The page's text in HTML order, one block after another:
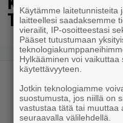
Tapio kiirehti
Käytämme laitetunnisteita
laitteellesi saadaksemme
vierailit, IP-osoitteestasi
Pääset tutustumaan
Hylkääminen voi
käytettävyyteen.
Jotkin teknologiamme
suostumusta, jos niillä on
vastustaa tätä tai muuttaa
seuraavalla välilehdellä.